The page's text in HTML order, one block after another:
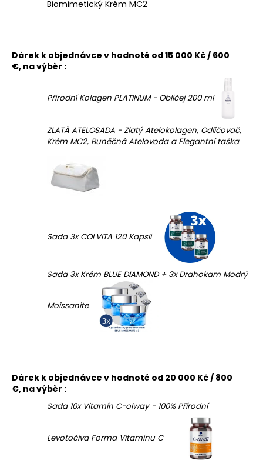
Biomimetický Krém MC2
Dárek k objednávce v hodnotě od 15 000 Kč / 600
€, na výběr :
Přírodní Kolagen PLATINUM - Obličej 200 ml
ZLATÁ ATELOSADA - Zlatý Atelokolagen, Odličovač,
Krém MC2, Buněčná Atelovoda a Elegantní taška
Sada 3x COLVITA 120 Kapslí
Sada 3x Krém BLUE DIAMOND + 3x Drahokam Modrý
Moissanite
Dárek k objednávce v hodnotě od 20 000 Kč / 800
€, na výběr :
Sada 10x Vitamín C-olway - 100% Přírodní
Levotočiva Forma Vitamínu C